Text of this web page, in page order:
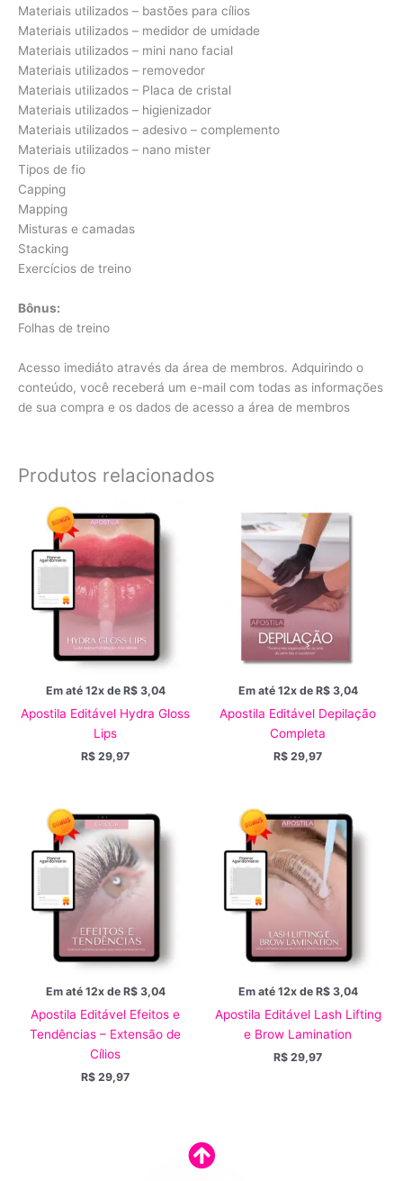
Materiais utilizados – bastões para cílios
Materiais utilizados – medidor de umidade
Materiais utilizados – mini nano facial
Materiais utilizados – removedor
Materiais utilizados – Placa de cristal
Materiais utilizados – higienizador
Materiais utilizados – adesivo – complemento
Materiais utilizados – nano mister
Tipos de fio
Capping
Mapping
Misturas e camadas
Stacking
Exercícios de treino
Bônus:
Folhas de treino
Acesso imediáto através da área de membros. Adquirindo o
conteúdo, você receberá um e-mail com todas as informações
de sua compra e os dados de acesso a área de membros
Produtos relacionados
Em até 12x de R$3,04
Apostila Editável Hydra Gloss
Lips
R$ 29,97
Em até 12x de R$3,04
Apostila Editável Depilação
Completa
R$ 29,97
Em até 12x de R$3,04
Apostila Editável Efeitos e
Tendências – Extensão de
Cílios
R$ 29,97
Em até 12x de R$3,04
Apostila Editável Lash Lifting
e Brow Lamination
R$ 29,97